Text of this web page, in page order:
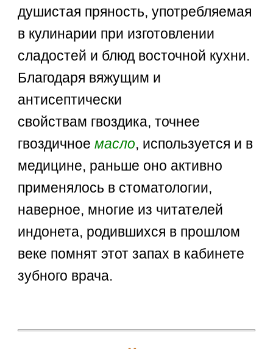
душистая пряность, употребляемая
в кулинарии при изготовлении
сладостей и блюд восточной кухни.
Благодаря вяжущим и
антисептически
свойствам гвоздика, точнее
гвоздичноемасло, используется и в
медицине, раньше оно активно
применялось в стоматологии,
наверное, многие из читателей
индонета, родившихся в прошлом
веке помнят этот запах в кабинете
зубного врача.